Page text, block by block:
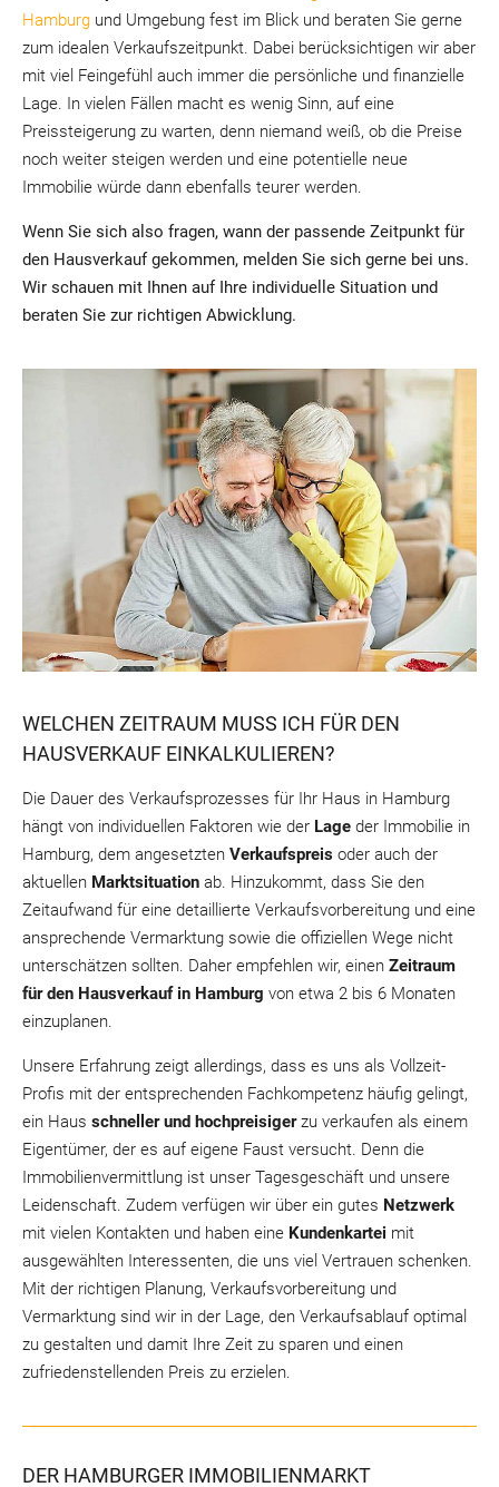
Hamburg und Umgebung fest im Blick und beraten Sie gerne
zum idealen Verkaufszeitpunkt. Dabei berücksichtigen wir aber
mit viel Feingefühl auch immer die persönliche und finanzielle
Lage. In vielen Fällen macht es wenig Sinn, auf eine
Preissteigerung zu warten, denn niemand weiß, ob die Preise
noch weiter steigen werden und eine potentielle neue
Immobilie würde dann ebenfalls teurer werden.
Wenn Sie sich also fragen, wann der passende Zeitpunkt für
den Hausverkauf gekommen, melden Sie sich gerne bei uns.
Wir schauen mit Ihnen auf Ihre individuelle Situation und
beraten Sie zur richtigen Abwicklung.
WELCHEN ZEITRAUM MUSS ICH FÜR DEN
HAUSVERKAUF EINKALKULIEREN?
Die Dauer des Verkaufsprozesses für Ihr Haus in Hamburg
hängt von individuellen Faktoren wie der Lage der Immobilie in
Hamburg, dem angesetzten Verkaufspreis oder auch der
aktuellen Marktsituation ab. Hinzukommt, dass Sie den
Zeitaufwand für eine detaillierte Verkaufsvorbereitung und eine
ansprechende Vermarktung sowie die offiziellen Wege nicht
unterschätzen sollten. Daher empfehlen wir, einen Zeitraum
für den Hausverkauf in Hamburg von etwa 2 bis 6 Monaten
einzuplanen.
Unsere Erfahrung zeigt allerdings, dass es uns als Vollzeit-
Profis mit der entsprechenden Fachkompetenz häufig gelingt,
ein Haus schneller und hochpreisigerzu verkaufen als einem
Eigentümer, der es auf eigene Faust versucht. Denn die
Immobilienvermittlung ist unser Tagesgeschäft und unsere
Leidenschaft. Zudem verfügen wir über ein gutes Netzwerk
mit vielen Kontakten und haben eine Kundenkartei mit
ausgewählten Interessenten, die uns viel Vertrauen schenken.
Mit der richtigen Planung, Verkaufsvorbereitung und
Vermarktung sind wir in der Lage, den Verkaufsablauf optimal
zu gestalten und damit Ihre Zeit zu sparen und einen
zufriedenstellenden Preis zu erzielen.
DER HAMBURGER IMMOBILIENMARKT